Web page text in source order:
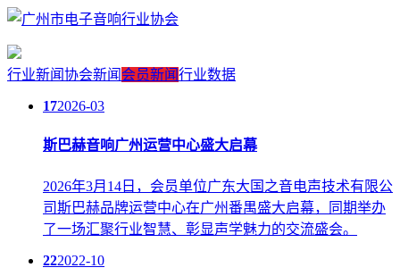
行业新闻协会新闻 会员新闻行业数据
172026-03
斯巴赫音响广州运营中心盛大启幕
2026年3月14日，会员单位广东大国之音电声技术有限公
司斯巴赫品牌运营中心在广州番禺盛大启幕，同期举办
了一场汇聚行业智慧、彰显声学魅力的交流盛会。
222022-10